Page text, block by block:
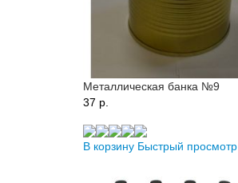
Металлическая банка №9
37 p.
В корзину Быстрый просмотр